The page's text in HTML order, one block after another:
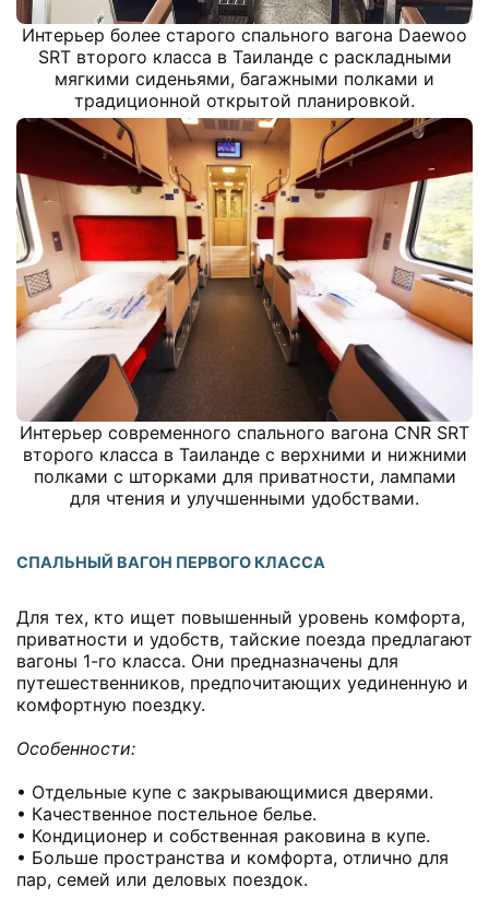
Интерьер более старого спального вагона Daewoo
SRT второго класса в Таиланде с раскладными
мягкими сиденьями, багажными полками и
традиционной открытой планировкой.
Интерьер современного спального вагона CNR SRT
второго класса в Таиланде с верхними и нижними
полками с шторками для приватности, лампами
для чтения и улучшенными удобствами.
СПАЛЬНЫЙ ВАГОН ПЕРВОГО КЛАССА
Для тех, кто ищет повышенный уровень комфорта,
приватности и удобств, тайские поезда предлагают
вагоны 1-го класса. Они предназначены для
путешественников, предпочитающих уединенную и
комфортную поездку.
Особенности:
• Отдельные купе с закрывающимися дверями.
• Качественное постельное белье.
• Кондиционер и собственная раковина в купе.
• Больше пространства и комфорта, отлично для
пар, семей или деловых поездок.